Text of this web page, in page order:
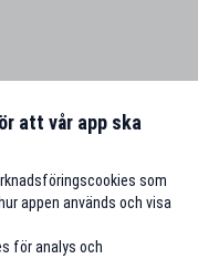
att vår app ska
som
appen används och visa
för analys och